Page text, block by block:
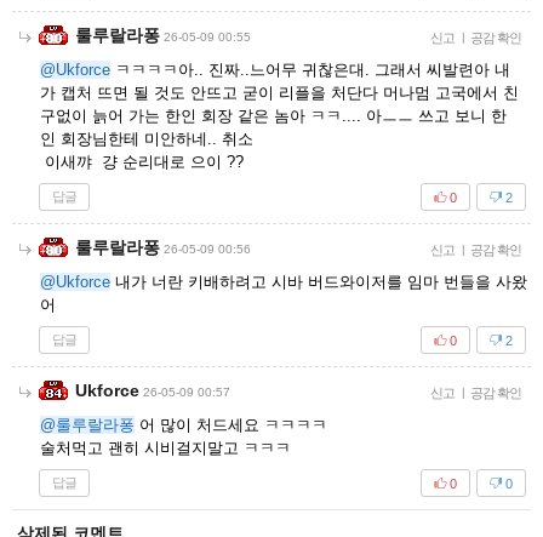
룰루랄라퐁 26-05-09 00:55 신고 | 공감 확인
@Ukforce ㅋㅋㅋㅋ아.. 진짜..느어무 귀찮은대. 그래서 씨발련아 내
가 캡처 뜨면 될 것도 안뜨고 굳이 리플을 처단다 머나멈 고국에서 친
구없이 늙어 가는 한인 회장 같은 놈아 ㅋㅋ.... 아ㅡㅡ 쓰고 보니 한
인 회장님한테 미안하네.. 취소
이새꺄 걍 순리대로 으이 ??
답글 2
0
룰루랄라퐁 26-05-09 00:56 신고 | 공감 확인
@Ukforce 내가 너란 키배하려고 시바 버드와이저를 임마 번들을 사왔
어
답글 2
0
Ukforce 26-05-09 00:57 신고 | 공감 확인
@룰루랄라퐁 어 많이 처드세요 ㅋㅋㅋㅋ
술처먹고 괜히 시비걸지말고 ㅋㅋㅋ
답글 0
0